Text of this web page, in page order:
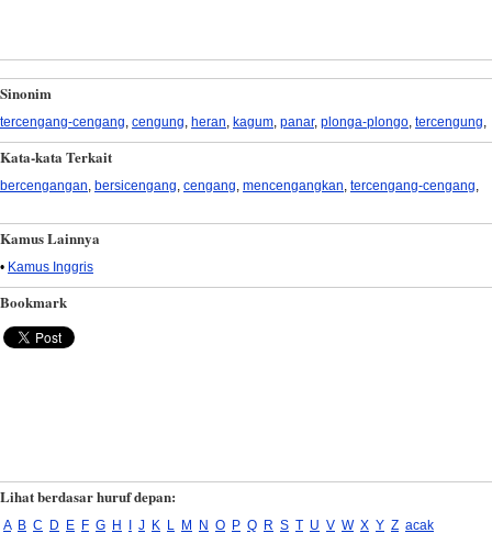
Sinonim
tercengang-cengang cengung heran kagum panar, plonga-plongo tercengung
Kata-kata Terkait
bercengangan, bersicengang, cengang, mencengangkan, tercengang-cengang,
Kamus Lainnya
• Kamus Inggris
Bookmark
Lihat berdasar huruf depan:
A B C D E F G H I J K L M N O P Q R S T U V W X Y Z acak